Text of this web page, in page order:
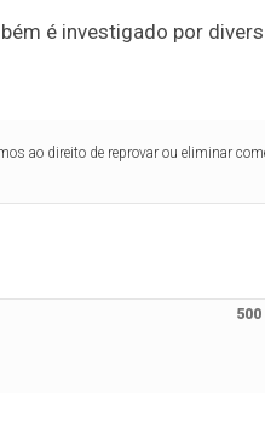
é investigado por
ao direito de reprovar ou eliminar
500